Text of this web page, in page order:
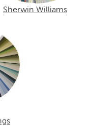
Sherwin Williams